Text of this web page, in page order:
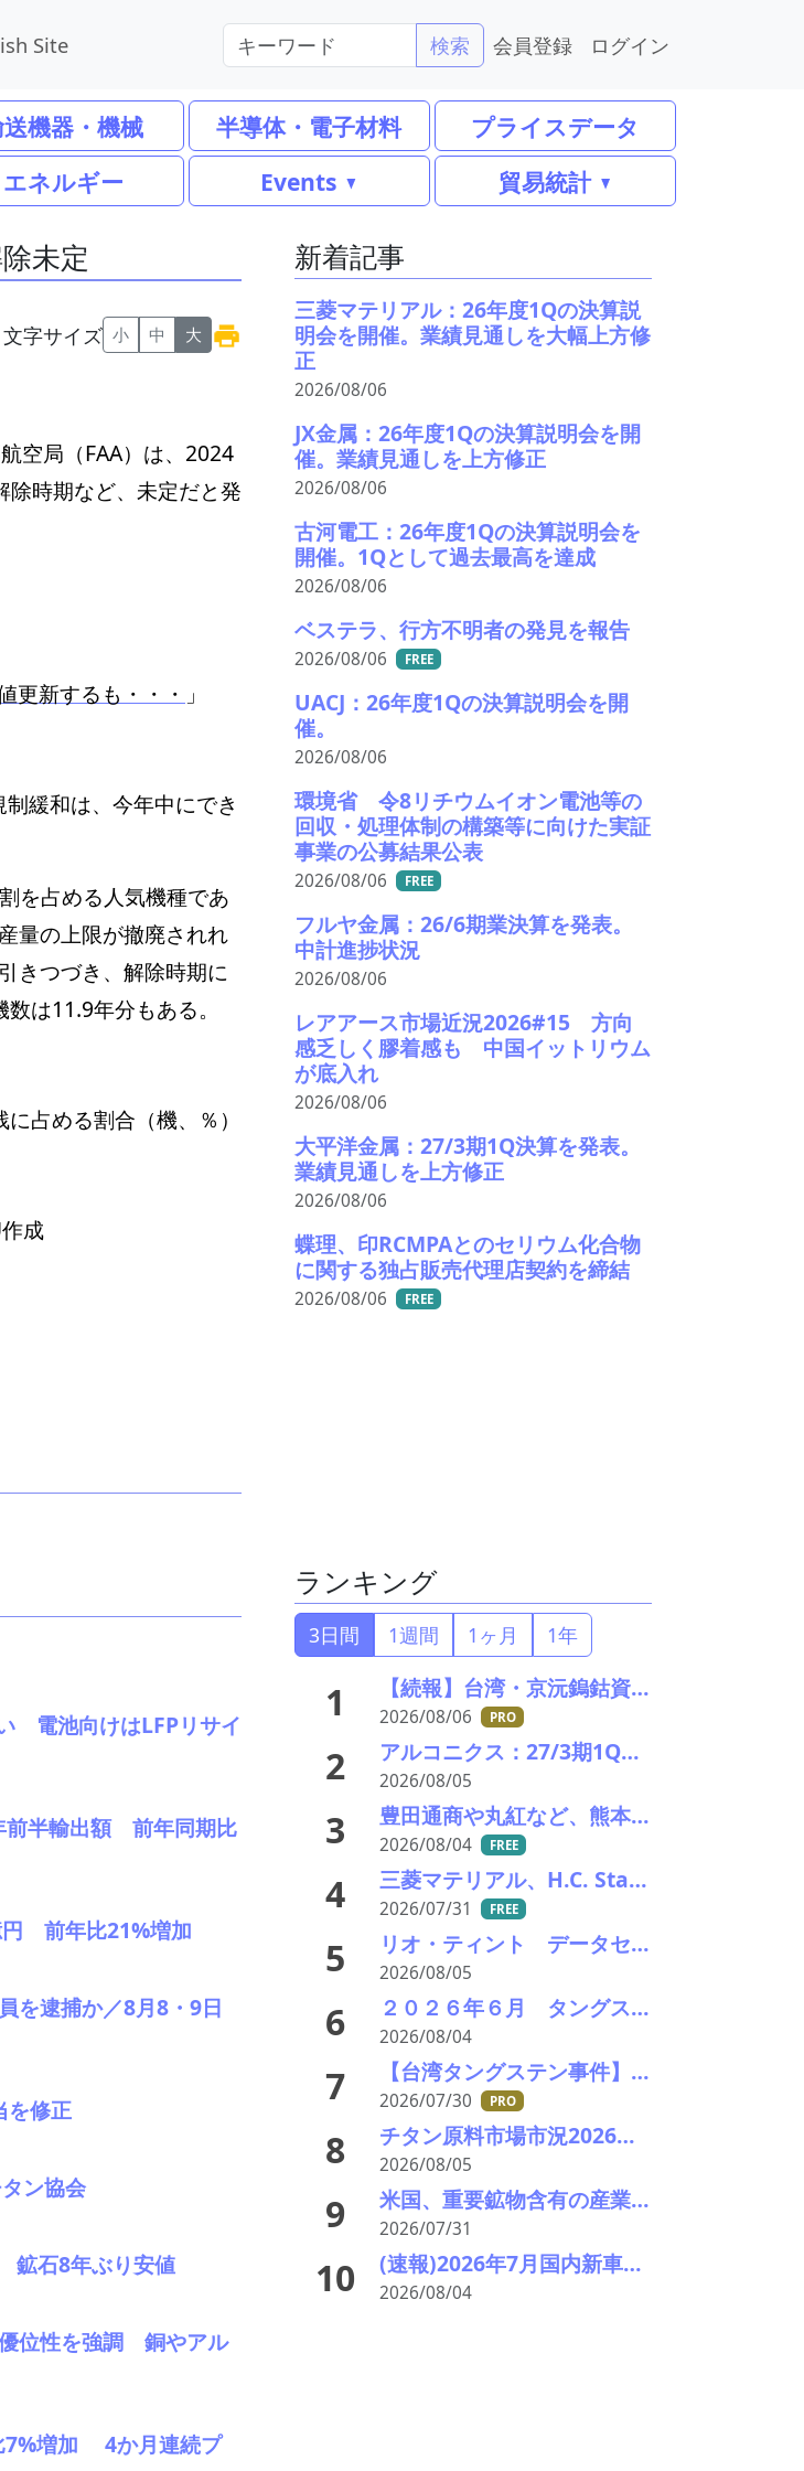
Site 検索 会員登録 ログイン
機器・機械 半導体・電子材料
プライスデータ
エネルギー Events 貿易統計
未定
文字サイズ 小 中 大
空局（FAA）は、2024
時期など、未定だと発
更新するも・・・ 」
緩和は、今年中にでき
を占める人気機種であ
量の上限が撤廃されれ
きつづき、解除時期に
は11.9年分もある。
占める割合（機、％）
成
電池向けはLFPリサイ
半輸出額 前年同期比
前年比21%増加
を逮捕か／8月8・9日
を修正
ン協会
鉱石8年ぶり安値
位性を強調 銅やアル
7%増加 4か月連続プ
新着記事
三菱マテリアル：26年度1Qの決算説
明会を開催。業績見通しを大幅上方修
正
2026/08/06
JX金属：26年度1Qの決算説明会を開
催。業績見通しを上方修正
2026/08/06
古河電工：26年度1Qの決算説明会を
開催。1Qとして過去最高を達成
2026/08/06
ベステラ、行方不明者の発見を報告
2026/08/06 FREE
UACJ：26年度1Qの決算説明会を開
催。
2026/08/06
環境省 令8リチウムイオン電池等の
回収・処理体制の構築等に向けた実証
事業の公募結果公表
2026/08/06 FREE
フルヤ金属：26/6期業決算を発表。
中計進捗状況
2026/08/06
レアアース市場近況2026#15 方向
感乏しく膠着感も 中国イットリウム
が底入れ
2026/08/06
大平洋金属：27/3期1Q決算を発表。
業績見通しを上方修正
2026/08/06
蝶理、印RCMPAとのセリウム化合物
に関する独占販売代理店契約を締結
2026/08/06 FREE
ランキング
3日間 1週間 1ヶ月 1年
1 【続報】台湾・京沅鎢鈷資源の黄会長殺害事件、元従業員を逮捕か／8月8・9日に葬儀執行へ
2026/08/06 PRO
2 アルコニクス：27/3期1Q決算を発表。業績見通し、配当を修正
2026/08/05
3 豊田通商や丸紅など、熊本地震被害に支援・義援金
2026/08/04 FREE
4 三菱マテリアル、H.C. Starckのタングステンリサイクル能力増強投資を決定－約5000万ユーロ投資
2026/07/31 FREE
5 リオ・ティント データセンターブームにおける自社の優位性を強調 銅やアルミニウム事業の伸び背景に
2026/08/05
6 ２０２６年６月 タングステンスクラップ輸出入統計分析 中国依存低下続く 価格高止まりで調達多極化進展
2026/08/04
7 【台湾タングステン事件】台湾・京沅鎢鈷の黄聖玹会長が自宅で殺害される APT工場拡張計画の矢先に
2026/07/30 PRO
8 チタン原料市場市況2026年8月 下落、最終需要戻らず 鉱石8年ぶり安値
2026/08/05
9 米国、重要鉱物含有の産業廃棄物の輸出を制限へ トランプ氏が署名、国家防衛で物資確保
2026/07/31
10 (速報)2026年7月国内新車販売 41万7千台 前年同月比7%増加 4か月連続プラス
2026/08/04